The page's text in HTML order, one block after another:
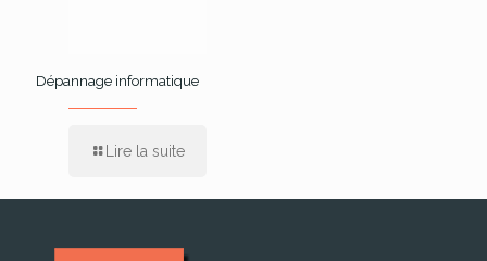
Dépannage informatique
Lire la suite